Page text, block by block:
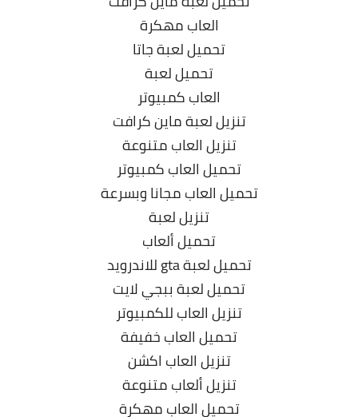
العاب مهكرة
تحميل لعبة جاتا
تحميل لعبة
العاب كمبيوتر
تنزيل لعبة ماين كرافت
تنزيل العاب متنوعة
تحميل العاب كمبيوتر
تحميل العاب مجانا وبسرعة
تنزيل لعبة
تحميل ألعاب
تحميل لعبة gta للاندرويد
تحميل لعبة ببجي لايت
تنزيل العاب للكمبيوتر
تحميل العاب خفيفة
تنزيل العاب اكشن
تنزيل ألعاب متنوعة
تحميل العاب مهكرة